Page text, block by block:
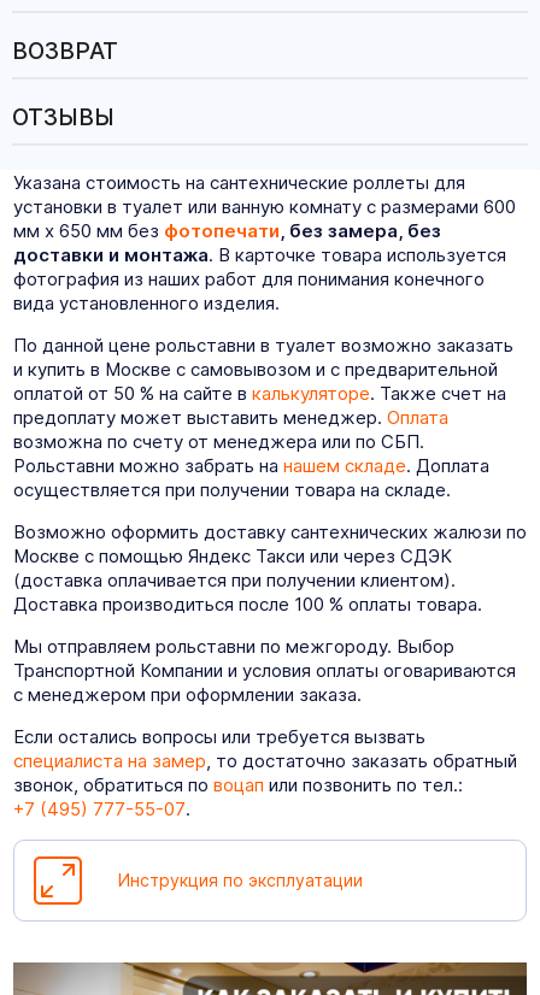
ВОЗВРАТ
ОТЗЫВЫ
Указана стоимость на сантехнические роллеты для
установки в туалет или ванную комнату с размерами 600
мм х 650 мм без фотопечати , без замера, без
доставки и монтажа. В карточке товара используется
фотография из наших работ для понимания конечного
вида установленного изделия.
По данной цене рольставни в туалет возможно заказать
и купить в Москве с самовывозом и с предварительной
оплатой от 50 % на сайте в калькуляторе. Также счет на
предоплату может выставить менеджер. Оплата
возможна по счету от менеджера или по СБП.
Рольставни можно забрать на нашем складе. Доплата
осуществляется при получении товара на складе.
Возможно оформить доставку сантехнических жалюзи по
Москве с помощью Яндекс Такси или через СДЭК
(доставка оплачивается при получении клиентом).
Доставка производиться после 100 % оплаты товара.
Мы отправляем рольставни по межгороду. Выбор
Транспортной Компании и условия оплаты оговариваются
с менеджером при оформлении заказа.
Если остались вопросы или требуется вызвать
специалиста на замер , то достаточно заказать обратный
звонок, обратиться по воцап или позвонить по тел.:
+7 (495) 777-55-07.
Инструкция по эксплуатации